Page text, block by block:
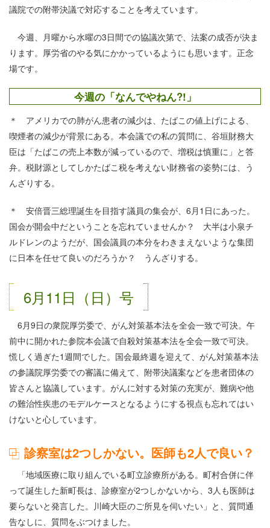
議院での附帯決議で対応することを考えています。
今週、月曜から水曜の3日間での協議次第で、法案の成否が決ま
ります。厚労省のやる気にかかっているようにも思います。正念
場です。
今週の「なんでやねん?!」
＊ アメリカでの肺がん患者の減少は、たばこの値上げによる、
喫煙者の減少が背景にある。本会議での私の質問に、谷垣財務大
臣は「たばこの売上本数が減っているので、増税は慎重に」と答
弁。税財源としてしかたばこ税を考えない財務省の姿勢には、う
んざりする。
＊ 安倍晋三総理誕生を目指す議員の集会が、6月1日にあった。
国会が開会中だということを忘れていませんか？ 大半は小泉チ
ルドレンのようだが、国会議員の本分をわきまえないような集団
に日本を任せて良いのだろうか？ うんざりする。
6月11日（日）号
6月9日の衆院厚労委で、がん対策基本法を全会一致で可決。午
前中に開かれた参院本会議で自殺対策基本法を全会一致で可決。
慌しく過ぎた1週間でした。国会最終週を迎えて、がん対策基本法
の参議院厚労委での審議に備えて、附帯決議案などを患者団体の
皆さんと協議しています。がんに対する対策の充実が、難病や他
の難治性疾患のモデルケースとなるようにする視点も忘れてはい
けないと心しています。
診察室は2つしかない。医師も2人で良い？
「地域医療に取り組んでいる町立診療所がある。町村合併に伴
って誕生した新町長は、診療室が2つしかないから、3人も医師は
要らないと発言した。川崎大臣のご所見を伺いたい」と、質問通
告なしに、質問をぶつけました。